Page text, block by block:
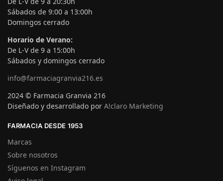
Sábados de 9:00 a 13:00h
Domingos cerrado
Horario de Verano:
De L-V de 9 a 15:00h
Sábados y domingos cerrado
info@farmaciagranvia216.es
2024 © Farmacia Granvia 216
Diseñado y desarrollado por A!claro Marketing
FARMACIA DESDE 1953
Marcas
Sobre nosotros
Síguenos en Instagram